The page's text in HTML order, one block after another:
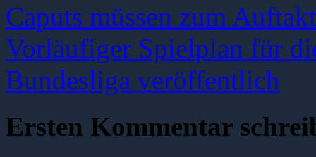
Caputs müssen zum
Vorläufiger Spielplan für
Bundesliga veröffentlich
Ersten Kommentar